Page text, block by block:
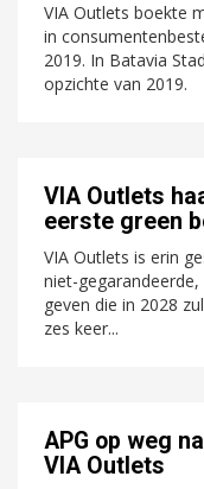
VIA Outlets boekte
in
2019. In Batavia
opzichte van 2019.
VIA Outlets
eerste green
VIA Outlets is erin
niet-
geven die in 2028
zes keer...
APG op weg
VIA Outlets